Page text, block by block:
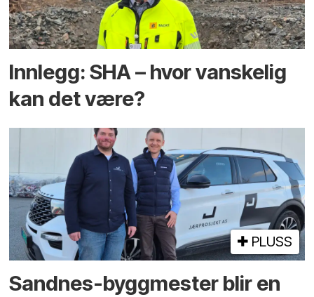
Innlegg: SHA – hvor vanskelig
kan det være?
PLUSS
Sandnes-byggmester blir en